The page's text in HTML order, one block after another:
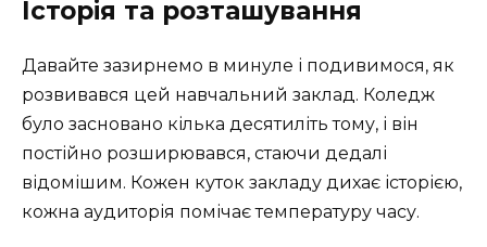
Історія та розташування
Давайте зазирнемо в минуле і подивимося, як
розвивався цей навчальний заклад. Коледж
було засновано кілька десятиліть тому, і він
постійно розширювався, стаючи дедалі
відомішим. Кожен куток закладу дихає історією,
кожна аудиторія помічає температуру часу.